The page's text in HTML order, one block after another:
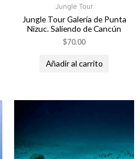
Jungle Tour
Jungle Tour Galería de Punta
Nizuc. Saliendo de Cancún
$70.00
Añadir al carrito